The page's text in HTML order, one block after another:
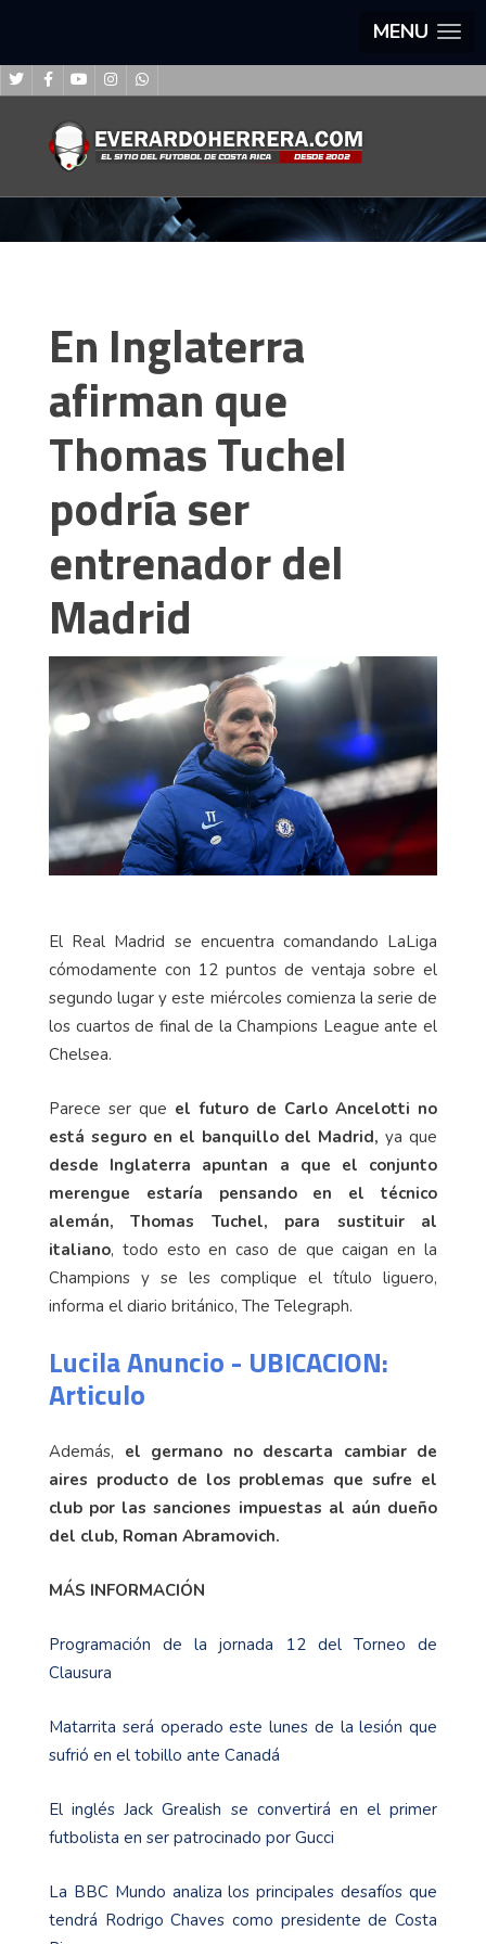
MENU
En Inglaterra
afirman que
Thomas Tuchel
podría ser
entrenador del
Madrid
El Real Madrid se encuentra comandando LaLiga
cómodamente con 12 puntos de ventaja sobre el
segundo lugar y este miércoles comienza la serie de
los cuartos de final de la Champions League ante el
Chelsea.
Parece ser que el futuro de Carlo Ancelotti no
está seguro en el banquillo del Madrid, ya que
desde Inglaterra apuntan a que el conjunto
merengue estaría pensando en el técnico
alemán, Thomas Tuchel, para sustituir al
italiano, todo esto en caso de que caigan en la
Champions y se les complique el título liguero,
informa el diario británico, The Telegraph.
Lucila Anuncio - UBICACION:
Articulo
Además, el germano no descarta cambiar de
aires producto de los problemas que sufre el
club por las sanciones impuestas al aún dueño
del club, Roman Abramovich.
MÁS INFORMACIÓN
Programación de la jornada 12 del Torneo de
Clausura
Matarrita será operado este lunes de la lesión que
sufrió en el tobillo ante Canadá
El inglés Jack Grealish se convertirá en el primer
futbolista en ser patrocinado por Gucci
La BBC Mundo analiza los principales desafíos que
tendrá Rodrigo Chaves como presidente de Costa